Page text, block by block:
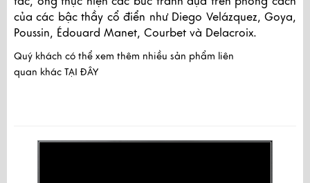
của các bậc thầy cổ điển như Diego Velázquez, Goya,
Poussin, Édouard Manet, Courbet và Delacroix.
Quý khách có thể xem thêm nhiều sản phẩm liên
quan khác TẠI ĐÂY